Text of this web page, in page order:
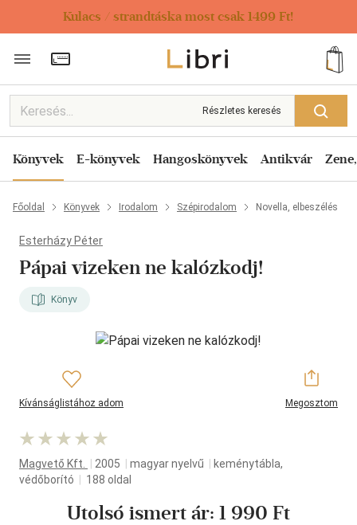
Kulacs / strandtáska most csak 1499 Ft!
Törzsvásárlói Kártya adatai
Részletes keresés
Könyvek E-könyvek Hangoskönyvek Antikvár
Főoldal Könyvek Irodalom Szépirodalom Novella, elbeszélés
Esterházy Péter
Pápai vizeken ne kalózkodj!
Könyv
Kívánságlistához adom Megosztom
Magvető Kft. 2005 magyar nyelvű
keménytábla,
védőborító
188 oldal
Utolsó ismert ár: 1 990 Ft